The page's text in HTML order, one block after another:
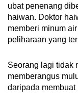
ubat penenang
haiwan. Doktor
memberi minum
peliharaan yang
Seorang lagi tidak
memberangus
daripada membuat